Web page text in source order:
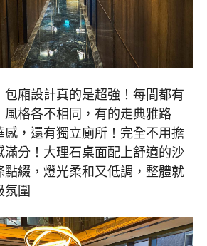
包廂設計真的是超強！每間都有
風格各不相同，有的走典雅路
感，還有獨立廁所！完全不用擔
滿分！大理石桌面配上舒適的沙
點綴，燈光柔和又低調，整體就
氛圍